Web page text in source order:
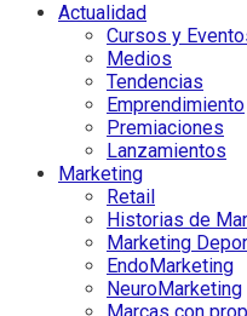
Actualidad
Cursos y
Medios
Tendencias
Emprendimiento
Premiaciones
Lanzamientos
Marketing
Retail
Historias de
Marketing
EndoMarketing
NeuroMarketing